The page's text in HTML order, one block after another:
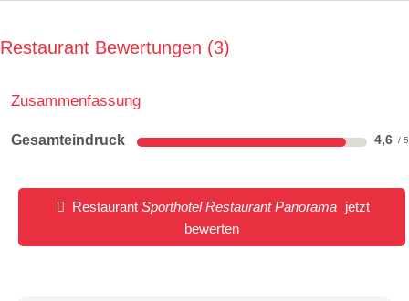
Restaurant Bewertungen 3
Zusammenfassung
Gesamteindruck 4,6
RestaurantSporthotel Restaurant Panorama jetzt
bewerten